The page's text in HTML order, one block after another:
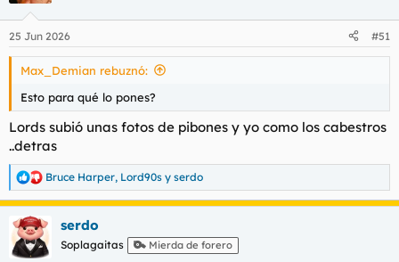
a
d
o
r
d
l
e
m
a
e
n
i
i
25 Jun 2026 #51
Max_Demian rebuznó:
Esto para qué lo pones?
Lords subió unas fotos de pibones y yo como los cabestros
..detras
R
e
a
c
c
i
Bruce Harper, Lord90s y serdo
serdo
Soplagaitas Mierda de forero